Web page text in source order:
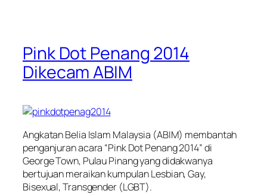
Pink Dot Penang 2014
Dikecam ABIM
Angkatan Belia Islam Malaysia (ABIM) membantah
penganjuran acara “Pink Dot Penang 2014” di
George Town, Pulau Pinang yang didakwanya
bertujuan meraikan kumpulan Lesbian, Gay,
Bisexual, Transgender (LGBT).